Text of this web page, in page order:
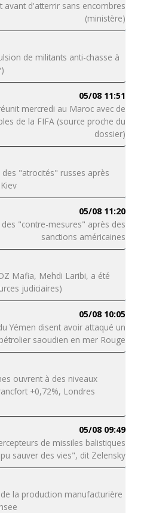
avant d'atterrir sans encombres
(ministère)
de militants anti-chasse à
05/08 11:51
mercredi au Maroc avec de
de la FIFA (source proche du
dossier)
"atrocités" russes après
05/08 11:20
des "contre-mesures" après des
sanctions américaines
Mafia, Mehdi Laribi, a été
judiciaires)
05/08 10:05
Yémen disent avoir attaqué un
pétrolier saoudien en mer Rouge
ouvrent à des niveaux
+0,72%, Londres
05/08 09:49
de missiles balistiques
sauver des vies", dit Zelensky
la production manufacturière